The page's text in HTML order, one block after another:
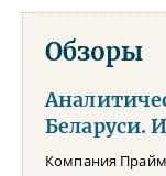
Обзоры
Беларуси.
Компания